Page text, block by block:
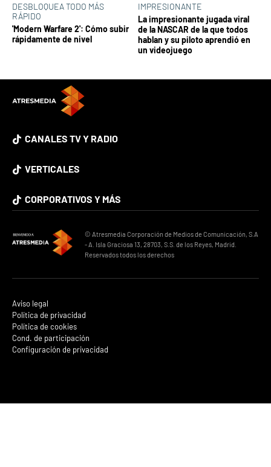
DESBLOQUEA TODO MÁS
RÁPIDO
'Modern Warfare 2': Cómo subir
rápidamente de nivel
IMPRESIONANTE
La impresionante jugada viral
de la NASCAR de la que todos
hablan y su piloto aprendió en
un videojuego
CANALES TV Y RADIO
VERTICALES
CORPORATIVOS Y MÁS
© Atresmedia Corporación de Medios de Comunicación, S.A
- A. Isla Graciosa 13, 28703, S.S. de los Reyes, Madrid.
Reservados todos los derechos
Aviso legal
Política de privacidad
Política de cookies
Cond. de participación
Configuración de privacidad